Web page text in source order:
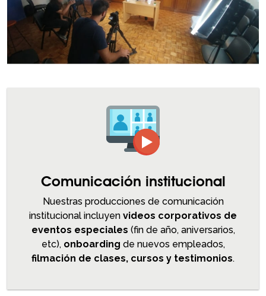
Comunicación institucional
Nuestras producciones de comunicación
institucional incluyen videos corporativos de
eventos especiales (fin de año, aniversarios,
etc), onboarding de nuevos empleados,
filmación de clases, cursos y testimonios.